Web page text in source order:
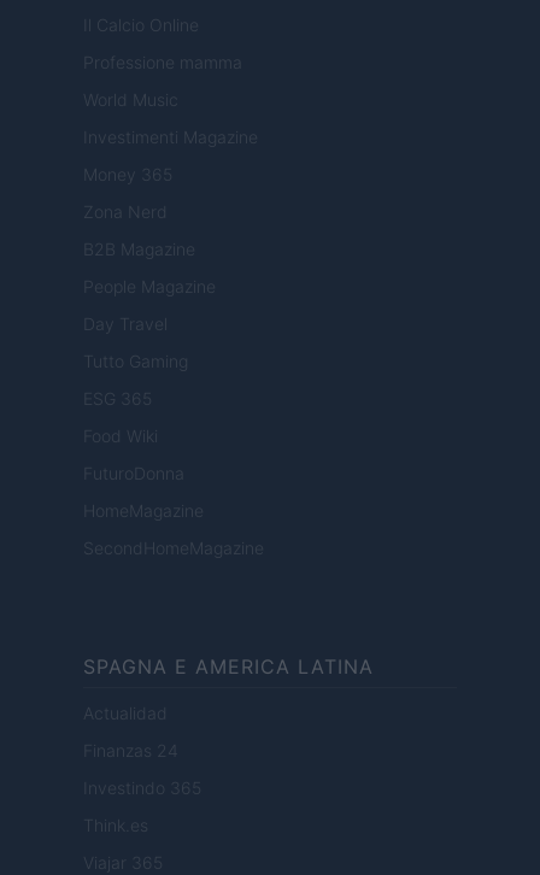
Il Calcio Online
Professione mamma
World Music
Investimenti Magazine
Money 365
Zona Nerd
B2B Magazine
People Magazine
Day Travel
Tutto Gaming
ESG 365
Food Wiki
FuturoDonna
HomeMagazine
SecondHomeMagazine
SPAGNA E AMERICA LATINA
Actualidad
Finanzas 24
Investindo 365
Think.es
Viajar 365